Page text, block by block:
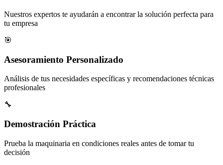
Nuestros expertos te ayudarán a encontrar la solución perfecta para
tu empresa
🎯
Asesoramiento Personalizado
Análisis de tus necesidades específicas y recomendaciones técnicas
profesionales
🔧
Demostración Práctica
Prueba la maquinaria en condiciones reales antes de tomar tu
decisión